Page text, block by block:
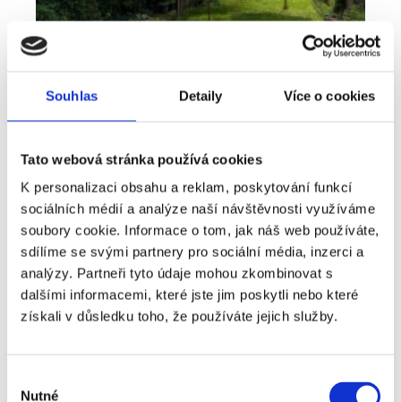
Souhlas Detaily Více o cookies
Tato webová stránka používá cookies
K personalizaci obsahu a reklam, poskytování funkcí
sociálních médií a analýze naší návštěvnosti využíváme
soubory cookie. Informace o tom, jak náš web používáte,
sdílíme se svými partnery pro sociální média, inzerci a
analýzy. Partneři tyto údaje mohou zkombinovat s
dalšími informacemi, které jste jim poskytli nebo které
získali v důsledku toho, že používáte jejich služby.
Nutné
Bydlení, které nabízí víc než běžný byt -
pronájem 2+kk 41 m², Plzeň - Lobzy
Typ nabídky
Pronájem
Typ nemovitosti
Byt
rozměry
dispozice
cena
14 000